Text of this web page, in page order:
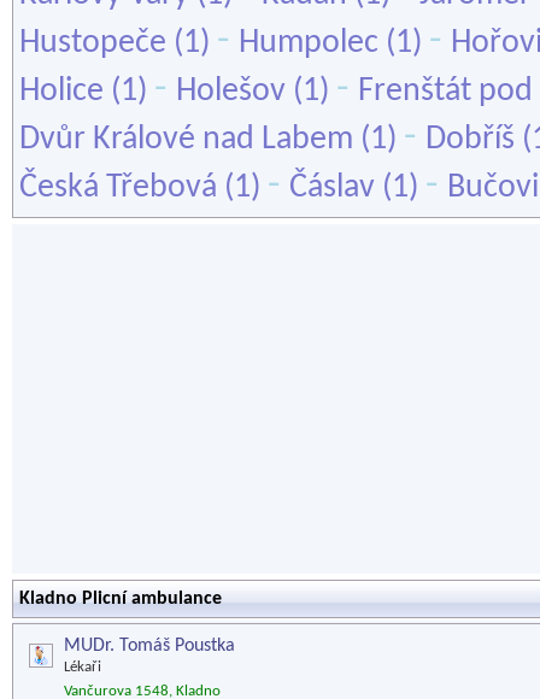
Hustopeče (1) - Humpolec (1) -
Holice (1) - Holešov (1) - Frenštát
Dvůr Králové nad Labem (1) - Dobříš
Česká Třebová (1) - Čáslav (1) -
Kladno Plicní ambulance
MUDr. Tomáš Poustka
Lékaři
Vančurova 1548, Kladno